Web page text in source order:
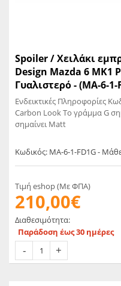
Spoiler / Χειλάκι
Design Mazda 6 MK1
Γυαλιστερό - (MA-6-1-
Ενδεικτικές Πληροφορίες
Carbon Look Το γράμμα G
σημαίνει Matt
Κωδικός: MA-6-1-FD1G -
Τιμή eshop (Με ΦΠΑ)
210,00€
Διαθεσιμότητα:
Παράδοση έως 30 ημέρες